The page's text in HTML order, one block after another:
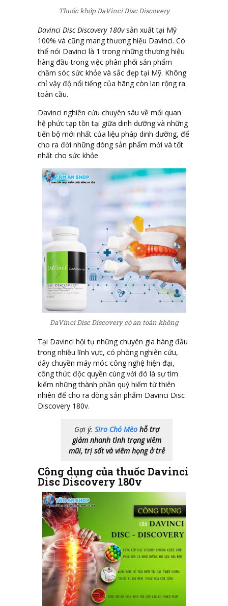
Thuốc khớp DaVinci Disc Discovery
Davinci Disc Discovery 180vsản xuất tại Mỹ
100% và cũng mang thương hiệu Davinci. Có
thể nói Davinci là 1 trong những thương hiệu
hàng đầu trong việc phân phối sản phẩm
chăm sóc sức khỏe và sắc đẹp tại Mỹ. Không
chỉ vậy độ nổi tiếng của hãng còn lan rộng ra
toàn cầu.
Davinci nghiên cứu chuyên sâu về mối quan
hệ phức tạp tồn tại giữa dinh dưỡng và những
tiến bộ mới nhất của liệu pháp dinh dưỡng, để
cho ra đời những dòng sản phẩm mới và tốt
nhất cho sức khỏe.
DaVinci Disc Discovery có an toàn không
Tại Davinci hội tụ những chuyên gia hàng đầu
trong nhiều lĩnh vực, có phòng nghiên cứu,
dây chuyền máy móc công nghệ hiện đại,
công thức độc quyền cùng với đó là sự tìm
kiếm những thành phần quý hiếm từ thiên
nhiên để cho ra dòng sản phẩm Davinci Disc
Discovery 180v.
Gợi ý: Siro Chó Mèohỗ trợ
giảm nhanh tình trạng viêm
mũi, trị sốt và viêm họng ở trẻ
Công dụng của thuốc Davinci
Disc Discovery 180v